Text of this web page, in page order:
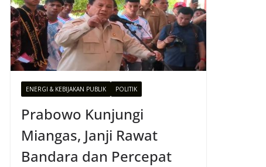
ENERGI & KEBIJAKAN PUBLIK POLITIK
Prabowo Kunjungi
Miangas, Janji Rawat
Bandara dan Percepat